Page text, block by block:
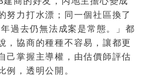
努力打水漂；同一個社區換了
過去仍無法成案是常態。」都
，協商的種種不容易，讓都更
己掌握主導權，由估價師評估
例，透明公開。